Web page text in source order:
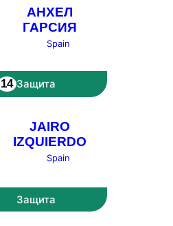
АНХЕЛ
ГАРСИЯ
Spain
14 Защита
JAIRO
IZQUIERDO
Spain
Защита